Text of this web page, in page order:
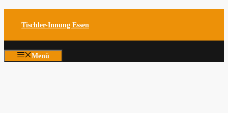
Inhalt
Tischler-Innung Essen
Menü